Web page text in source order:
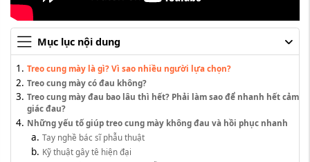
Mục lục nội dung
Treo cung mày là gì? Vì sao nhiều người lựa chọn?
Treo cung mày có đau không?
Treo cung mày đau bao lâu thì hết? Phải làm sao để nhanh hết cảm
giác đau?
Những yếu tố giúp treo cung mày không đau và hồi phục nhanh
Tay nghề bác sĩ phẫu thuật
Kỹ thuật gây tê hiện đại